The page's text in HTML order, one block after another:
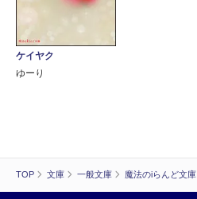
TOP 文庫 一般文庫 魔法のiらんど文庫
ケイヤク
ゆーり